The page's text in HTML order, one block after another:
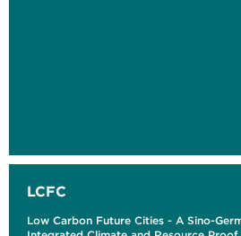
LCFC
Low Carbon Future Cities - A Sino-